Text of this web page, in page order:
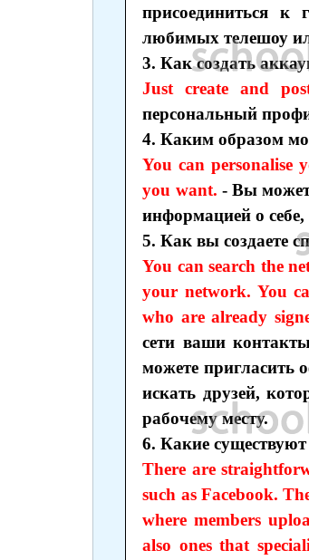
присоединиться
любимых телешоу
3. Как создать
Just create and
персональный
4. Каким образом
You can personalise
you want. - Вы
информацией о
5. Как вы создаете
You can search the
your network. You
who are already
сети ваши
можете пригласить
искать друзей,
рабочему месту.
6. Какие
There are
such as Facebook.
where members
also ones that